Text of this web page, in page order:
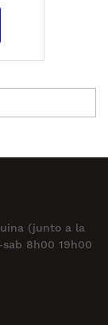
(junto a la
8h00 19h00